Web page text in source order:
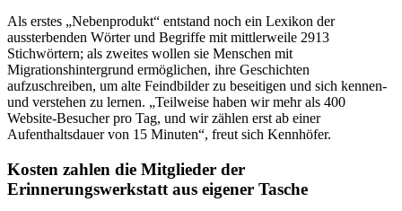
Als erstes
Nebenprodukt
entstand noch ein Lexikon der
aussterbenden Wörter und Begriffe mit mittlerweile 2913
Stichwörtern; als zweites wollen sie Menschen mit
Migrationshintergrund ermöglichen, ihre Geschichten
aufzuschreiben, um alte Feindbilder zu beseitigen und sich kennen-
und verstehen zu lernen.
Teilweise haben wir mehr als 400
Website-Besucher pro Tag, und wir zählen erst ab einer
Aufenthaltsdauer von 15 Minuten , freut sich Kennhöfer.
Kosten zahlen die Mitglieder der
Erinnerungswerkstatt aus eigener Tasche